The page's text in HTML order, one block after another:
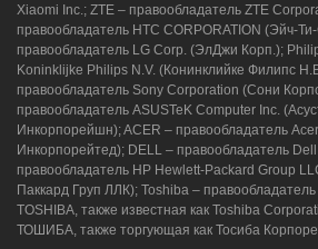
Xiaomi Inc.; ZTE – правообладатель ZTE
правообладатель HTC CORPORATION
правообладатель LG Corp. (ЭлДжи Корп.);
Koninklijke Philips N.V. (Конинклийке Филипс
правообладатель Sony Corporation (Сони
правообладатель ASUSTeK Computer Inc.
Инкорпорейшн); ACER – правообладатель
Инкорпорейтед); DELL – правообладатель
правообладатель HP Hewlett-Packard Group
Паккард Груп ЛЛК); Toshiba –
TOSHIBA, также известная как Toshiba
ТОШИБА, также торгующая как Тосиба